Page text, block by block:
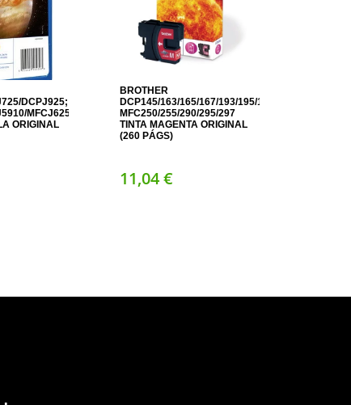
DCPJ925;
MFCJ625/MFCJ6510/MFCJ6710/MFCJ6910/MFCJ825
ORIGINAL
BROTHER
DCP145/163/165/167/193/195/197/365/373/375/
MFC250/255/290/295/297
TINTA MAGENTA ORIGINAL
(260 PÁGS)
11,04€